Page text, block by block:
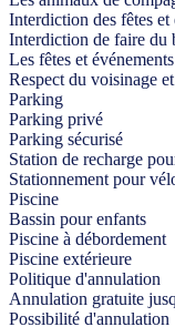
Interdiction des fêtes et
Interdiction de faire du
Les fêtes et
Respect du voisinage
Parking
Parking privé
Parking sécurisé
Station de recharge
Stationnement pour
Piscine
Bassin pour enfants
Piscine à débordement
Piscine extérieure
Politique d'annulation
Annulation gratuite
Possibilité d'annulation